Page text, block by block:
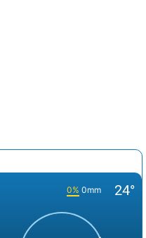
0% 0mm 24°